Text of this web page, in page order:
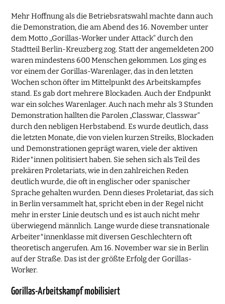
Mehr Hoffnung als die Betriebsratswahl machte dann auch
die Demonstration, die am Abend des 16. November unter
dem Motto ,,Gorillas-Worker under Attack“ durch den
Stadtteil Berlin-Kreuzberg zog. Statt der angemeldeten 200
waren mindestens 600 Menschen gekommen. Los ging es
vor einem der Gorillas-Warenlager, das in den letzten
Wochen schon öfter im Mittelpunkt des Arbeitskampfes
stand. Es gab dort mehrere Blockaden. Auch der Endpunkt
war ein solches Warenlager. Auch nach mehr als 3 Stunden
Demonstration hallten die Parolen „Classwar, Classwar“
durch den nebligen Herbstabend. Es wurde deutlich, dass
die letzten Monate, die von vielen kurzen Streiks, Blockaden
und Demonstrationen geprägt waren, viele der aktiven
Rider*innen politisiert haben. Sie sehen sich als Teil des
prekären Proletariats, wie in den zahlreichen Reden
deutlich wurde, die oft in englischer oder spanischer
Sprache gehalten wurden. Denn dieses Proletariat, das sich
in Berlin versammelt hat, spricht eben in der Regel nicht
mehr in erster Linie deutsch und es ist auch nicht mehr
überwiegend männlich. Lange wurde diese transnationale
Arbeiter*innenklasse mit diversen Geschlechtern oft
theoretisch angerufen. Am 16. November war sie in Berlin
auf der Straße. Das ist der größte Erfolg der Gorillas-
Worker.
Gorillas-Arbeitskampf mobilisiert